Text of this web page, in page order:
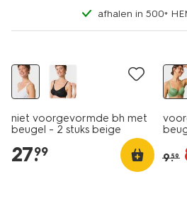
afhalen in 500+
niet voorgevormde bh met
beugel - 2 stuks beige
27.
99 9.59